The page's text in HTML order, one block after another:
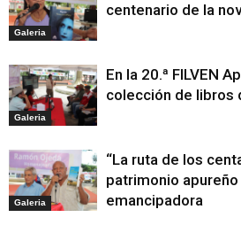
Galeria
centenario de la
Galeria
En la 20.ª FILVEN
colección de libros
Galeria
“La ruta de los
patrimonio
emancipadora